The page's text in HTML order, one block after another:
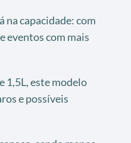
na capacidade: com
eventos com mais
1,5L, este modelo
e possíveis